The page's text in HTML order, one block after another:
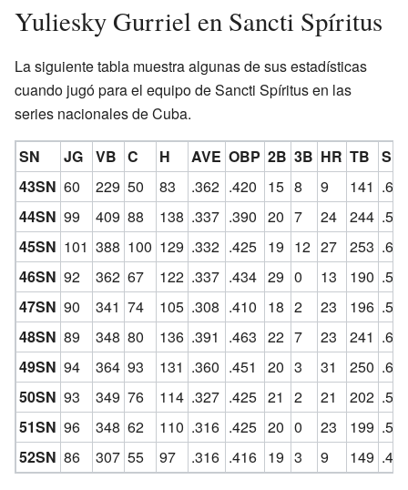
Yuliesky Gurriel en Sancti Spíritus
La siguiente tabla muestra algunas de sus estadísticas
cuando jugó para el equipo de Sancti Spíritus en las
series nacionales de Cuba.
SN JG VB C H AVE OBP 2B 3B HR TB
43SN 60 229 50 83 .362 .420 15 8 9 141
44SN 99 409 88 138 .337 .390 20 7 24 244
45SN 101 388 100 129 .332 .425 19 12 27 253
46SN 92 362 67 122 .337 .434 29 0 13 190
47SN 90 341 74 105 .308 .410 18 2 23 196
48SN 89 348 80 136 .391 .463 22 7 23 241
49SN 94 364 93 131 .360 .451 20 3 31 250
50SN 93 349 76 114 .327 .425 21 2 21 202
51SN 96 348 62 110 .316 .425 20 0 23 199
52SN 86 307 55 97 .316 .416 19 3 9 149